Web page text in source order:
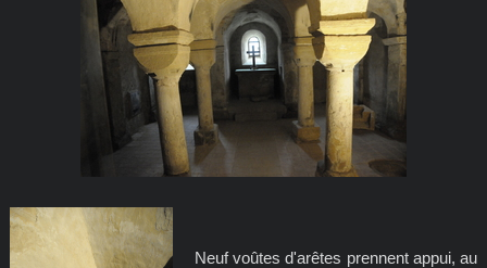
Neuf voûtes d'arêtes prennent appui, au